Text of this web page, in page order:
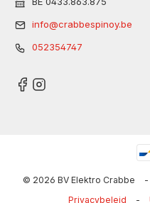
info@crabbespinoy.be
052354747
© 2026 BV Elektro Crabbe -
Privacybeleid
-